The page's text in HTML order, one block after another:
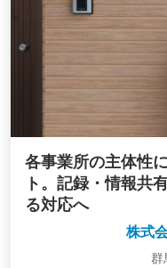
各事業所の主体性
ト。記録・情報共
る対応へ
株式
群